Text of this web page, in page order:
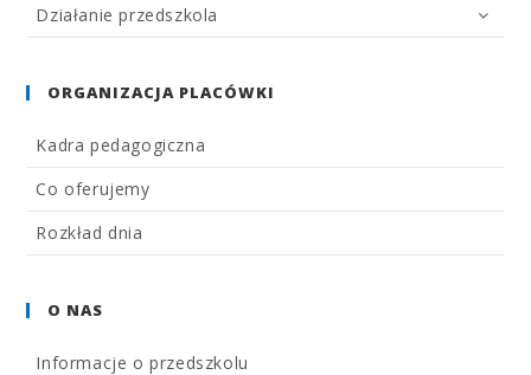
Działanie przedszkola
ORGANIZACJA PLACÓWKI
Kadra pedagogiczna
Co oferujemy
Rozkład dnia
O NAS
Informacje o przedszkolu